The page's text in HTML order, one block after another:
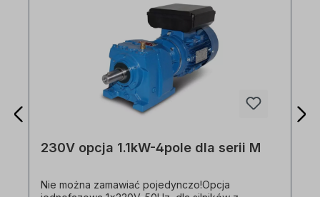
Hamowanie prądem stałym - Tryb Jog - Tryb 3-
przewodowy - Tryb Dwell - Kompensacja
poślizgu - Sterowanie PID - Tryb
energooszczędny - Wyszukiwanie prędkości -
Automatyczny restart proszę kupić przemiennik
częstotliwości 1,5 kW (jednofazowy) w korzystnej
230V opcja 1.1kW-4pole dla serii M
Nie można zamawiać pojedynczo!Opcja